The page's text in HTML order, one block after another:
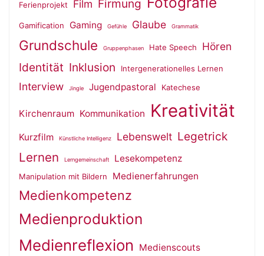
Ferienprojekt Film Firmung
Gamification Gaming Gefühle Glaube Grammatik
Grundschule Gruppenphasen Hate Speech Hören
Identität Inklusion Intergenerationelles Lernen
Interview Jingle Jugendpastoral Katechese
Kirchenraum Kommunikation Kreativität
Kurzfilm Künstliche Intelligenz Lebenswelt Legetrick
Lernen Lerngemeinschaft Lesekompetenz
Manipulation mit Bildern Medienerfahrungen
Medienkompetenz
Medienproduktion
Medienreflexion Medienscouts